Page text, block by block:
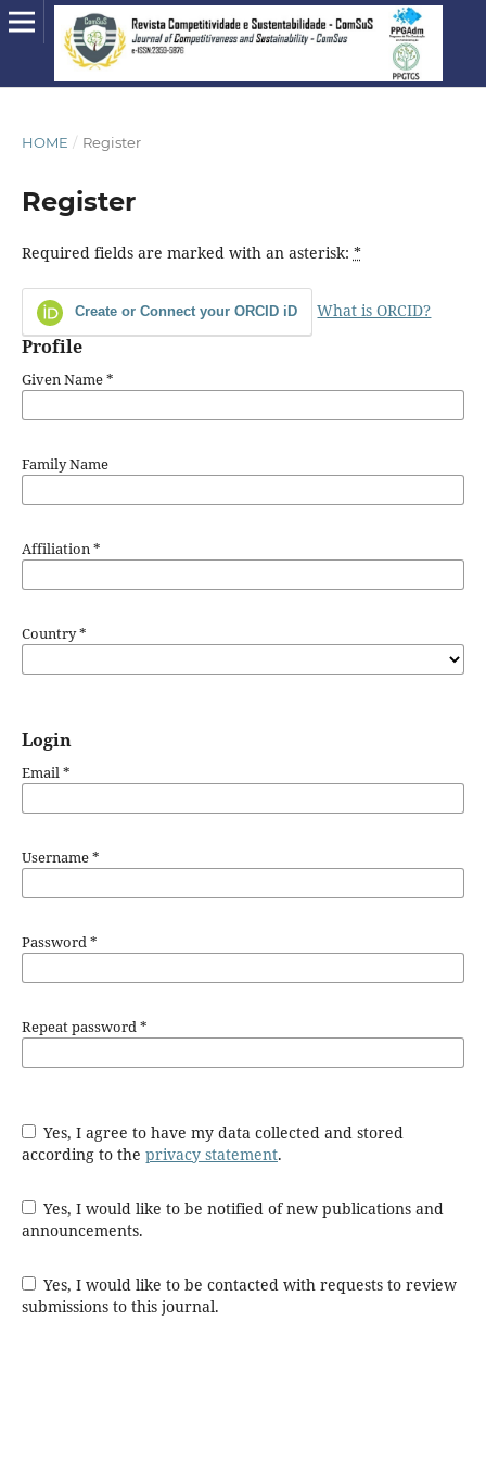
HOME / Register
Register
Required fields are marked with an asterisk: *
Create or Connect your ORCID iD What is ORCID?
Profile
Given Name*
Family Name
Affiliation*
Country*
Login
Email*
Username*
Password*
Repeat password*
Yes, I agree to have my data collected and stored
according to the privacy statement.
Yes, I would like to be notified of new publications and
announcements.
Yes, I would like to be contacted with requests to review
submissions to this journal.